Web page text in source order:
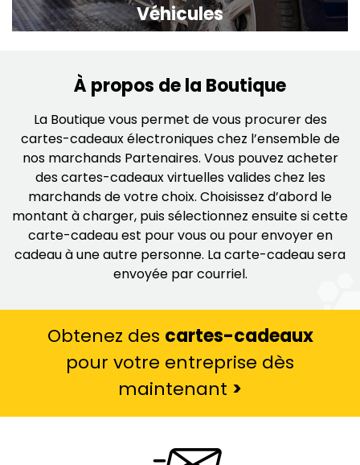
Véhicules
À propos de la Boutique
La Boutique vous permet de vous procurer des
cartes-cadeaux électroniques chez l’ensemble de
nos marchands Partenaires. Vous pouvez acheter
des cartes-cadeaux virtuelles valides chez les
marchands de votre choix. Choisissez d’abord le
montant à charger, puis sélectionnez ensuite si cette
carte-cadeau est pour vous ou pour envoyer en
cadeau à une autre personne. La carte-cadeau sera
envoyée par courriel.
Obtenez des cartes-cadeaux
pour votre entreprise dès
maintenant >